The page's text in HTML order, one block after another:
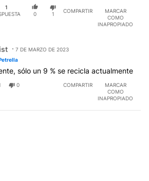
1
0 1
COMPARTIR
MARCAR
COMO
INAPROPIADO
7 DE MARZO DE 2023
sólo un 9 % se recicla actualmente
0 COMPARTIR
MARCAR
COMO
INAPROPIADO